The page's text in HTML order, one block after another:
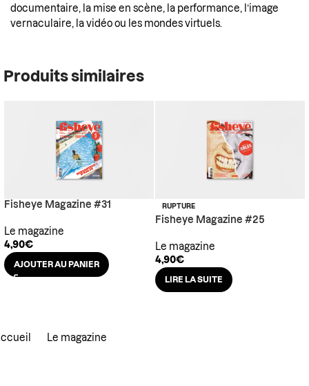
documentaire, la mise en scène, la performance, l’image
vernaculaire, la vidéo ou les mondes virtuels.
Produits similaires
Fisheye Magazine #31
Le magazine
4,90€
AJOUTER AU PANIER
RUPTURE
Fisheye Magazine #25
Le magazine
4,90€
LIRE LA SUITE
Le magazine